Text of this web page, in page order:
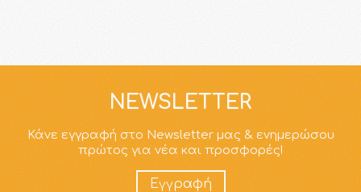
NEWSLETTER
Κάνε εγγραφή στο Newsletter μας & ενημερώσου
πρώτος για νέα και προσφορές!
Εγγραφή